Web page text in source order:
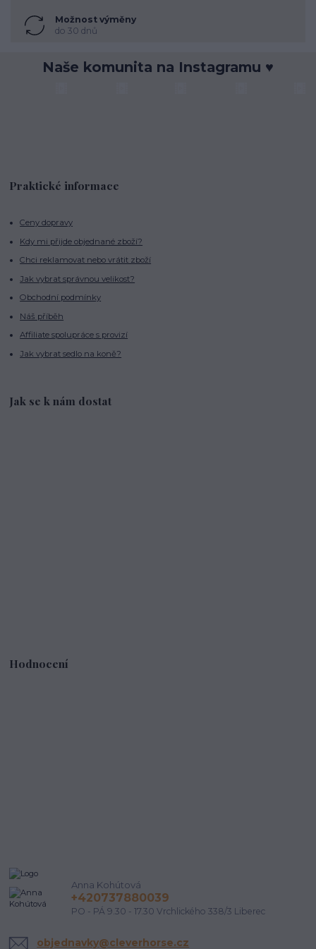
Možnost výměny
do 30 dnů
Naše komunita na Instagramu ♥
Praktické informace
Ceny dopravy
Kdy mi přijde objednané zboží?
Chci reklamovat nebo vrátit zboží
Jak vybrat správnou velikost?
Obchodní podmínky
Náš příběh
Affiliate spolupráce s provizí
Jak vybrat sedlo na koně?
Jak se k nám dostat
Hodnocení
Anna Kohútová
+420737880039
PO - PÁ 9.30 - 17.30 Vrchlického 338/3 Liberec
objednavky@cleverhorse.cz